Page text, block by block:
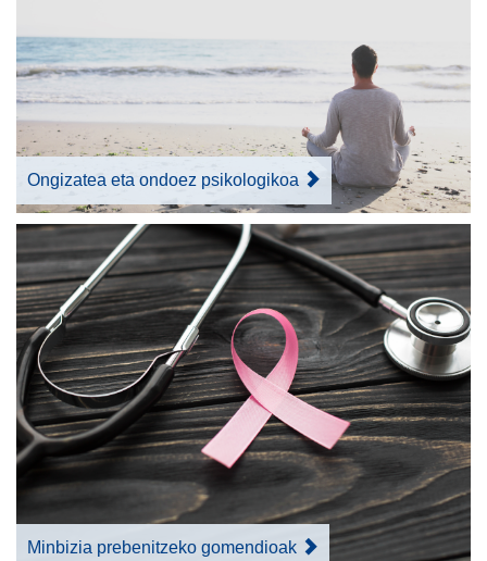
Ongizatea eta ondoez psikologikoa
Minbizia prebenitzeko gomendioak